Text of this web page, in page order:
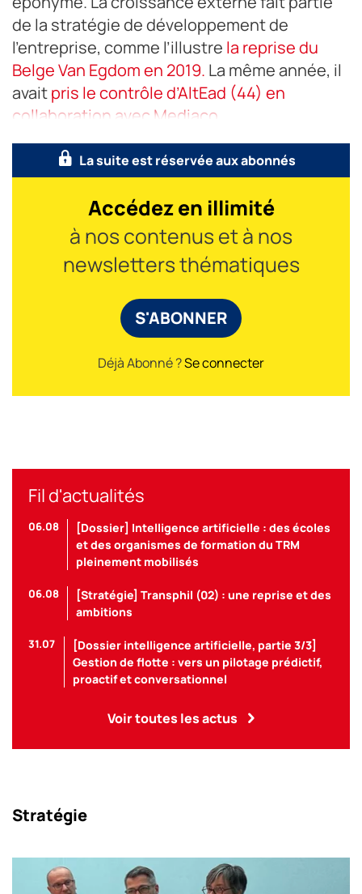
de la stratégie de développement de
l’entreprise, comme l’illustre la reprise du
Belge Van Egdom en 2019. La même année, il
avaitpris le contrôle d’AltEad (44) en
collaboration avec Mediaco
La suite est réservée aux abonnés
Accédez en illimité
à nos contenus et à nos
newsletters thématiques
S'ABONNER
Déjà Abonné ?Se connecter
Fil d'actualités
06.08
[Dossier] Intelligence artificielle : des écoles
et des organismes de formation du TRM
pleinement mobilisés
06.08
[Stratégie] Transphil (02) : une reprise et des
ambitions
31.07
[Dossier intelligence artificielle, partie 3/3]
Gestion de flotte : vers un pilotage prédictif,
proactif et conversationnel
Voir toutes les actus
Stratégie